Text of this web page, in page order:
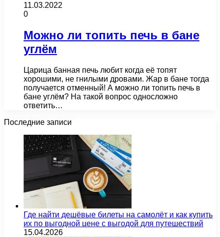
11.03.2022
0
Можно ли топить печь в бане
углём
Царица банная печь любит когда её топят
хорошими, не гнилыми дровами. Жар в бане тогда
получается отменный! А можно ли топить печь в
бане углём? На такой вопрос односложно
ответить…
Последние записи
Где найти дешёвые билеты на самолёт и как купить
их по выгодной цене с выгодой для путешествий
15.04.2026